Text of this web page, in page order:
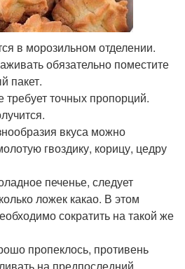
в морозильном отделении.
обязательно поместите
пакет.
точных пропорций.
вкуса можно
гвоздику, корицу, цедру
печенье, следует
ложек какао. В этом
сократить на такой же
пропеклось, противень